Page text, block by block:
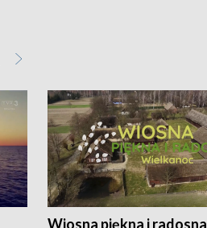
Wiosna piękna i radosna